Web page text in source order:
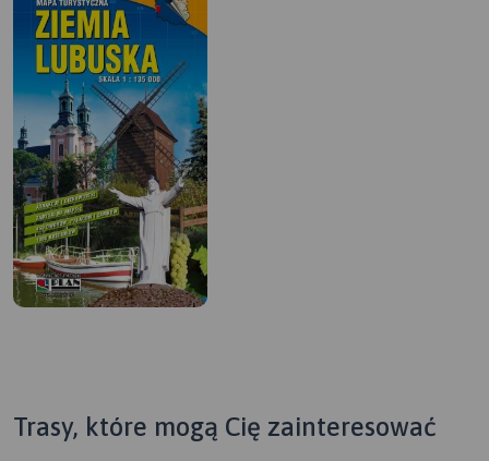
Trasy, które mogą Cię zainteresować